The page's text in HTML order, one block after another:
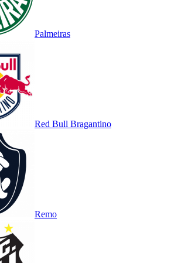
Palmeiras
Red Bull Bragantino
Remo